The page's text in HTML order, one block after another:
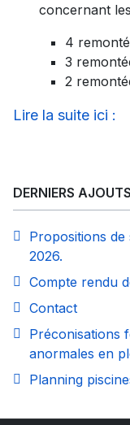
concernant
4
3
2
Lire la suite ici :
DERNIERS AJOUTS
Propositions
2026.
Compte rendu
Contact
Préconisations
anormales en
Planning